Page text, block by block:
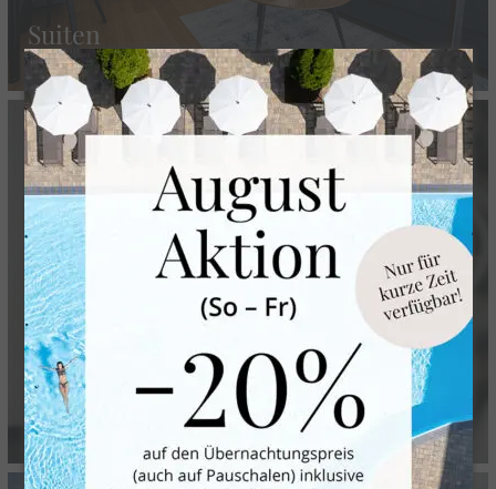
Suiten
alpenSPA